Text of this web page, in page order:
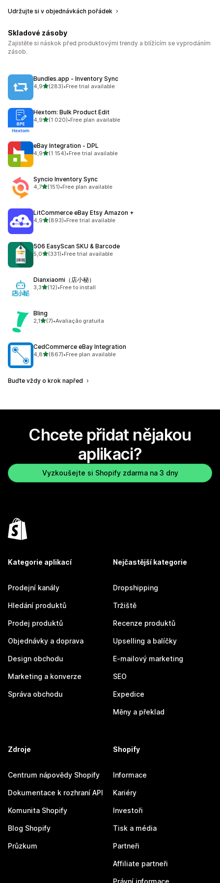
Udržujte si v objednávkách pořádek
Skladové zásoby
Zajistěte si náskok před produktovými trendy a blížícím se vyprodáním
zásob.
Bundles.app ‑ Inventory Sync
4,9z 5 hvězd
(283)
Celkový počet recenzí: 283
•Free trial available
Hextom: Bulk Product Edit
4,9z 5 hvězd
(1 020)
Celkový počet recenzí: 1020
•Free plan available
eBay Integration ‑ DPL
4,9z 5 hvězd
(1 154)
Celkový počet recenzí: 1154
•Free trial available
Syncio Inventory Sync
4,7z 5 hvězd
(151)
Celkový počet recenzí: 151
•Free plan available
LitCommerce eBay Etsy Amazon +
4,9z 5 hvězd
(893)
Celkový počet recenzí: 893
•Free trial available
506 EasyScan SKU & Barcode
5,0z 5 hvězd
(331)
Celkový počet recenzí: 331
•Free trial available
Dianxiaomi（店小秘）
3,3z 5 hvězd
(12)
Celkový počet recenzí: 12
•Free to install
Bling
2,1z 5 hvězd
(7)
Celkový počet recenzí: 7
•Avaliação gratuita
CedCommerce eBay Integration
4,8z 5 hvězd
(867)
Celkový počet recenzí: 867
•Free plan available
Buďte vždy o krok napřed
Chcete přidat nějakou
aplikaci?
Vyzkoušejte si Shopify zdarma na 3 dny
Kategorie aplikací
Prodejní kanály
Hledání produktů
Prodej produktů
Objednávky a doprava
Design obchodu
Marketing a konverze
Správa obchodu
Nejčastější kategorie
Dropshipping
Tržiště
Recenze produktů
Upselling a balíčky
E-mailový marketing
SEO
Expedice
Měny a překlad
Zdroje
Centrum nápovědy Shopify
Dokumentace k rozhraní API
Komunita Shopify
Blog Shopify
Průzkum
Shopify
Informace
Kariéry
Investoři
Tisk a média
Partneři
Affiliate partneři
Právní informace